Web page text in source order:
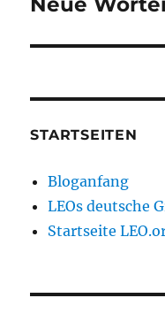
STARTSEITEN
Bloganfang
LEOs deutsche
Startseite